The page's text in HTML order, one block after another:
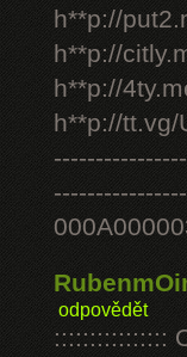
h**p://
h**p://
h**p://
h**p://tt.vg/
odpovědět
::::::::::::::::